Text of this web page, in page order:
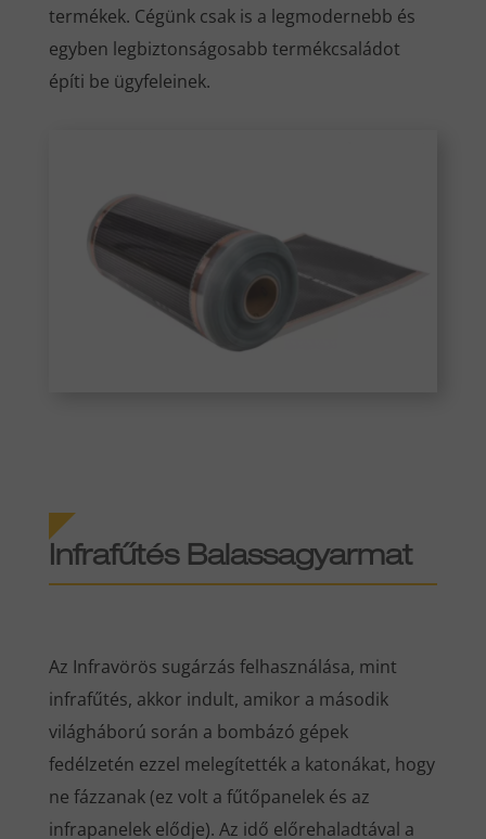
termékek. Cégünk csak is a legmodernebb és
egyben legbiztonságosabb termékcsaládot
építi be ügyfeleinek.
Infrafűtés Balassagyarmat
Az Infravörös sugárzás felhasználása, mint
infrafűtés, akkor indult, amikor a második
világháború során a bombázó gépek
fedélzetén ezzel melegítették a katonákat, hogy
ne fázzanak (ez volt a fűtőpanelek és az
infrapanelek elődje). Az idő előrehaladtával a